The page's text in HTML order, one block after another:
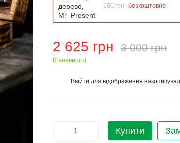
160 грн безкоштовно
2 625 грн 3 000 грн
В наявності
Ввійти для відображення
Купити